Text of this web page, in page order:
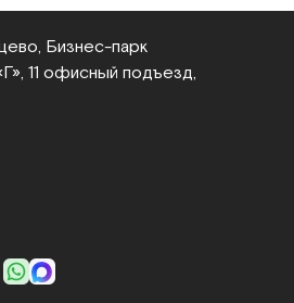
Бизнес‑парк
11 офисный подъезд,